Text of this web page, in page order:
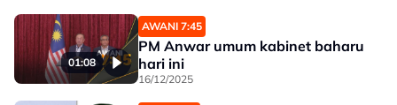
01:08
AWANI 7:45
PM Anwar umum kabinet baharu
hari ini
16/12/2025